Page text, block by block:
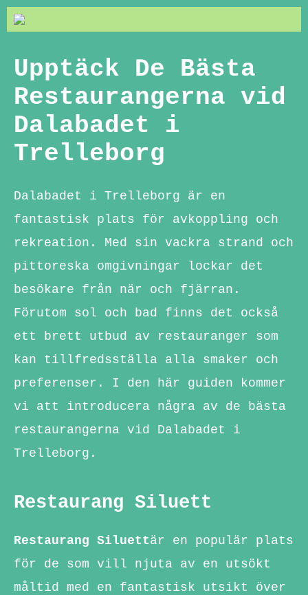
Upptäck De Bästa
Restaurangerna vid
Dalabadet i
Trelleborg
Dalabadet i Trelleborg är en
fantastisk plats för avkoppling och
rekreation. Med sin vackra strand och
pittoreska omgivningar lockar det
besökare från när och fjärran.
Förutom sol och bad finns det också
ett brett utbud av restauranger som
kan tillfredsställa alla smaker och
preferenser. I den här guiden kommer
vi att introducera några av de bästa
restaurangerna vid Dalabadet i
Trelleborg.
Restaurang Siluett
Restaurang Siluettär en populär plats
för de som vill njuta av en utsökt
måltid med en fantastisk utsikt över